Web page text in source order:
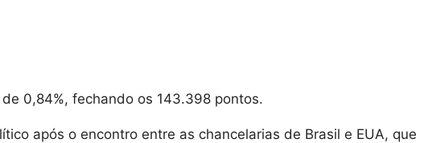
0,84%, fechando os 143.398 pontos.
após o encontro entre as chancelarias de Brasil e EUA, que